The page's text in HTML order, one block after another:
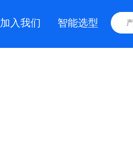
加入我们 智能选型